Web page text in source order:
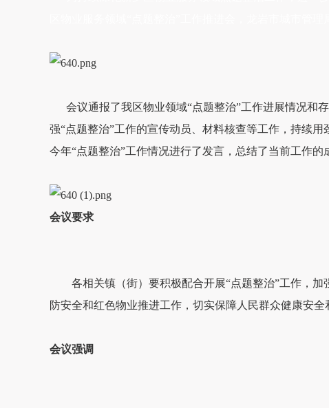
会议通报了我区物业领域“点题整治”工作进展情况和
强“点题整治”工作的宣传动员、材料核查等工作，持续
今年“点题整治”工作情况进行了发言，总结了当前工作的
会议要求
各相关镇（街）要积极配合开展“点题整治”工作，
防安全和红色物业推进工作，切实保障人民群众健康安全
会议强调